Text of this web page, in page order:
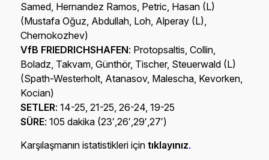
Samed, Hernandez Ramos, Petric, Hasan (L)
(Mustafa Oğuz, Abdullah, Loh, Alperay (L),
Chernokozhev)
VfB FRIEDRICHSHAFEN: Protopsaltis, Collin,
Boladz, Takvam, Günthör, Tischer, Steuerwald (L)
(Spath-Westerholt, Atanasov, Malescha, Kevorken,
Kocian)
SETLER: 14-25, 21-25, 26-24, 19-25
SÜRE: 105 dakika (23′,26′,29′,27′)
Karşılaşmanın istatistikleri içintıklayınız.